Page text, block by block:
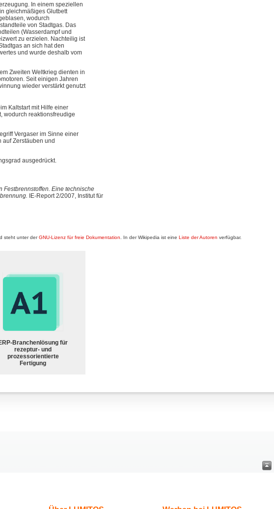
In einem speziellen
gleichmäßiges Glutbett
wodurch
von Stadtgas. Das
(Wasserdampf und
zu erzielen. Nachteilig ist
an sich hat den
und wurde deshalb vom
Zweiten Weltkrieg dienten in
Seit einigen Jahren
wieder verstärkt genutzt
Kaltstart mit Hilfe einer
wodurch reaktionsfreudige
Vergaser im Sinne einer
Zerstäuben und
ausgedrückt.
Festbrennstoffen. Eine technische
IE-Report 2/2007, Institut für
steht unter derGNU-Lizenz für freie Dokumentation . In der Wikipedia ist eine Liste der Autoren verfügbar.
Branchenlösung für
rezeptur- und
prozessorientierte
Fertigung